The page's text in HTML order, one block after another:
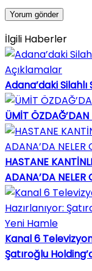
İlgili Haberler
Adana’daki Silahlı
ÜMİT ÖZDAĞ’DAN
HASTANE
ADANA’DA NELER
Kanal 6
Şatıroğlu